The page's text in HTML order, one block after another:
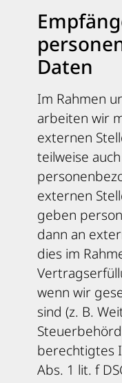
Daten
Im Rahmen
arbeiten wir
externen
teilweise
externen
geben
dann an
dies im
wenn wir
sind (z. B.
berechtigtes
Abs. 1 lit. f